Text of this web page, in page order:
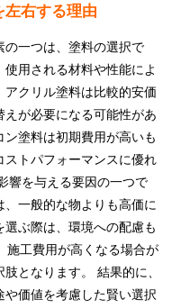
右する理由
の一つは、塗料の選択で
用される材料や性能によ
アクリル塗料は比較的安価
が必要になる可能性があ
塗料は初期費用が高いも
トパフォーマンスに優れ
響を与える要因の一つで
一般的な物よりも高価に
ぶ際は、環境への配慮も
施工費用が高くなる場合が
となります。 結果的に、
価値を考慮した賢い選択